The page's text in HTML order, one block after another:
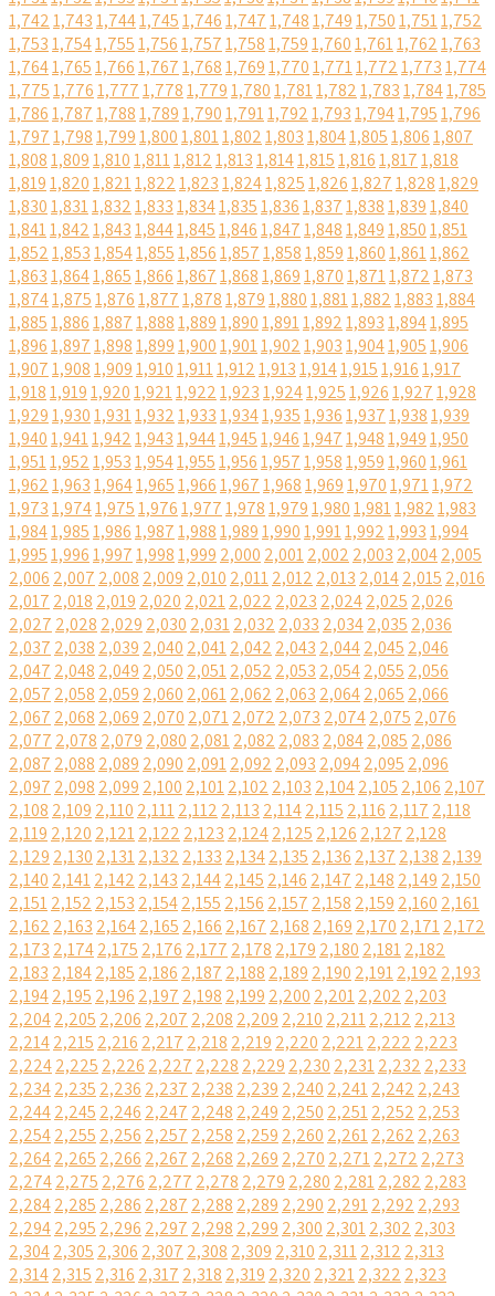
1,7421,7431,7441,7451,7461,7471,7481,7491,7501,7511,752
1,7531,7541,7551,7561,7571,7581,7591,7601,7611,7621,763
1,7641,7651,7661,7671,7681,7691,7701,7711,7721,7731,774
1,7751,7761,7771,7781,7791,7801,7811,7821,7831,7841,785
1,7861,7871,7881,7891,7901,7911,7921,7931,7941,7951,796
1,7971,7981,7991,8001,8011,8021,8031,8041,8051,8061,807
1,8081,8091,8101,8111,8121,8131,8141,8151,8161,8171,818
1,8191,8201,8211,8221,8231,8241,8251,8261,8271,8281,829
1,8301,8311,8321,8331,8341,8351,8361,8371,8381,8391,840
1,8411,8421,8431,8441,8451,8461,8471,8481,8491,8501,851
1,8521,8531,8541,8551,8561,8571,8581,8591,8601,8611,862
1,8631,8641,8651,8661,8671,8681,8691,8701,8711,8721,873
1,8741,8751,8761,8771,8781,8791,8801,8811,8821,8831,884
1,8851,8861,8871,8881,8891,8901,8911,8921,8931,8941,895
1,8961,8971,8981,8991,9001,9011,9021,9031,9041,9051,906
1,9071,9081,9091,9101,9111,9121,9131,9141,9151,9161,917
1,9181,9191,9201,9211,9221,9231,9241,9251,9261,9271,928
1,9291,9301,9311,9321,9331,9341,9351,9361,9371,9381,939
1,9401,9411,9421,9431,9441,9451,9461,9471,9481,9491,950
1,9511,9521,9531,9541,9551,9561,9571,9581,9591,9601,961
1,9621,9631,9641,9651,9661,9671,9681,9691,9701,9711,972
1,9731,9741,9751,9761,9771,9781,9791,9801,9811,9821,983
1,9841,9851,9861,9871,9881,9891,9901,9911,9921,9931,994
1,9951,9961,9971,9981,999 2,000 2,0012,002 2,003 2,0042,005
2,006 2,007 2,008 2,009 2,010 2,0112,012 2,013 2,0142,015 2,016
2,017 2,018 2,019 2,020 2,0212,022 2,023 2,0242,025 2,026
2,027 2,028 2,029 2,030 2,0312,032 2,033 2,0342,035 2,036
2,037 2,038 2,039 2,040 2,0412,042 2,043 2,0442,045 2,046
2,047 2,048 2,049 2,050 2,0512,052 2,053 2,0542,055 2,056
2,057 2,058 2,059 2,060 2,0612,062 2,063 2,0642,065 2,066
2,067 2,068 2,069 2,070 2,0712,072 2,073 2,0742,075 2,076
2,077 2,078 2,079 2,080 2,0812,082 2,083 2,0842,085 2,086
2,087 2,088 2,089 2,090 2,0912,092 2,093 2,0942,095 2,096
2,097 2,098 2,099 2,100 2,1012,102 2,103 2,1042,105 2,106 2,107
2,108 2,109 2,110 2,1112,112 2,113 2,1142,115 2,116 2,117 2,118
2,119 2,120 2,1212,122 2,123 2,1242,125 2,126 2,127 2,128
2,129 2,130 2,1312,132 2,133 2,1342,135 2,136 2,137 2,138 2,139
2,140 2,1412,142 2,143 2,1442,145 2,146 2,147 2,148 2,149 2,150
2,1512,152 2,153 2,1542,155 2,156 2,157 2,158 2,159 2,160 2,161
2,162 2,163 2,1642,165 2,166 2,167 2,168 2,169 2,170 2,1712,172
2,173 2,1742,175 2,176 2,177 2,178 2,179 2,180 2,1812,182
2,183 2,1842,185 2,186 2,187 2,188 2,189 2,190 2,1912,192 2,193
2,1942,195 2,196 2,197 2,198 2,199 2,200 2,2012,202 2,203
2,2042,205 2,206 2,207 2,208 2,209 2,210 2,2112,212 2,213
2,2142,215 2,216 2,217 2,218 2,219 2,220 2,2212,222 2,223
2,2242,225 2,226 2,227 2,228 2,229 2,230 2,2312,232 2,233
2,2342,235 2,236 2,237 2,238 2,239 2,240 2,2412,242 2,243
2,2442,245 2,246 2,247 2,248 2,249 2,250 2,2512,252 2,253
2,2542,255 2,256 2,257 2,258 2,259 2,260 2,2612,262 2,263
2,2642,265 2,266 2,267 2,268 2,269 2,270 2,2712,272 2,273
2,2742,275 2,276 2,277 2,278 2,279 2,280 2,2812,282 2,283
2,2842,285 2,286 2,287 2,288 2,289 2,290 2,2912,292 2,293
2,2942,295 2,296 2,297 2,298 2,299 2,300 2,3012,302 2,303
2,3042,305 2,306 2,307 2,308 2,309 2,310 2,3112,312 2,313
2,3142,315 2,316 2,317 2,318 2,319 2,320 2,3212,322 2,323